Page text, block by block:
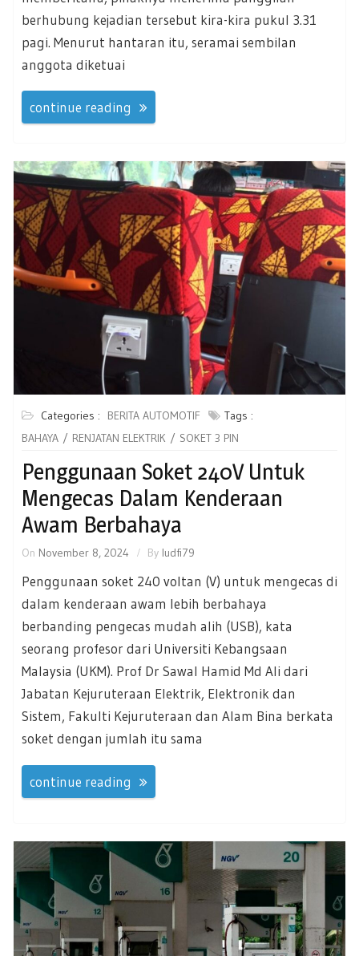
berhubung kejadian tersebut kira-kira pukul 3.31
pagi. Menurut hantaran itu, seramai sembilan
anggota diketuai
continue reading
Categories : BERITA AUTOMOTIF
Tags :
BAHAYA
RENJATAN ELEKTRIK SOKET 3 PIN
Penggunaan Soket 240V Untuk
Mengecas Dalam Kenderaan
Awam Berbahaya
On November 8, 2024 By ludfi79
Penggunaan soket 240 voltan (V) untuk mengecas di
dalam kenderaan awam lebih berbahaya
berbanding pengecas mudah alih (USB), kata
seorang profesor dari Universiti Kebangsaan
Malaysia (UKM). Prof Dr Sawal Hamid Md Ali dari
Jabatan Kejuruteraan Elektrik, Elektronik dan
Sistem, Fakulti Kejuruteraan dan Alam Bina berkata
soket dengan jumlah itu sama
continue reading